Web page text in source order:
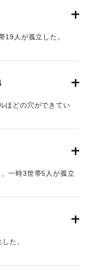
19人が孤立した。
ほどの穴ができてい
分、平山区の7世帯20
一時3世帯5人が孤立
た。